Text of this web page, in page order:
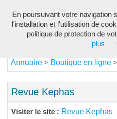
Annuaire > Boutique en ligne >
Revue Kephas
Visiter le site : Revue Kephas
En poursuivant votre navigation
l'installation et l'utilisation de
politique de protection de
plus